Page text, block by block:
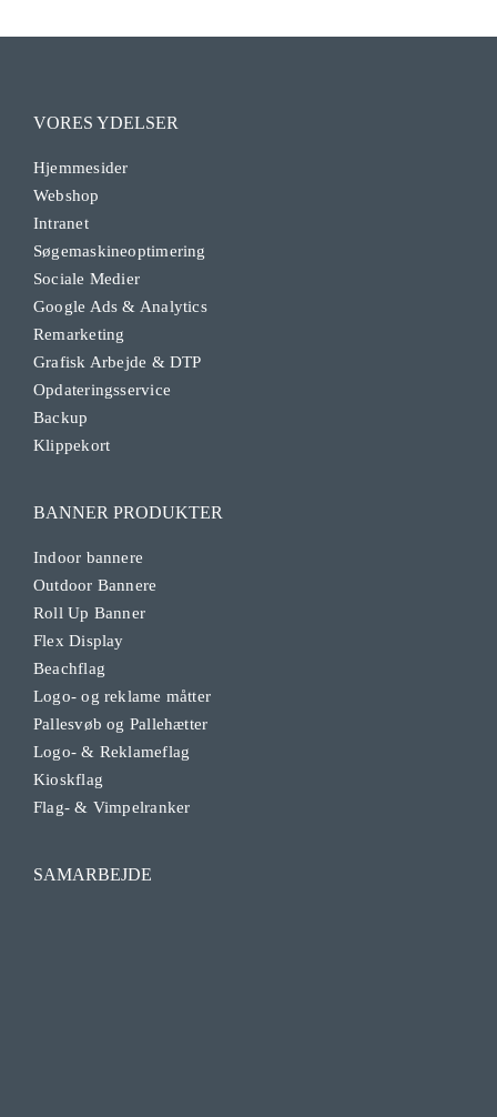
VORES YDELSER
Hjemmesider
Webshop
Intranet
Søgemaskineoptimering
Sociale Medier
Google Ads & Analytics
Remarketing
Grafisk Arbejde & DTP
Opdateringsservice
Backup
Klippekort
BANNER PRODUKTER
Indoor bannere
Outdoor Bannere
Roll Up Banner
Flex Display
Beachflag
Logo- og reklame måtter
Pallesvøb og Pallehætter
Logo- & Reklameflag
Kioskflag
Flag- & Vimpelranker
SAMARBEJDE